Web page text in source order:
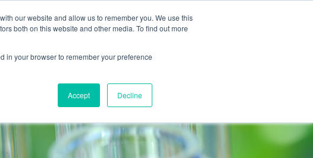
our website and allow us to remember you. We use this
both on this website and other media. To find out more
in your browser to remember your preference
Accept Decline
INNOVATION CARRIÈRES ACTUALITÉS